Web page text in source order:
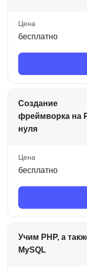
Цена
бесплатно
Создание
фреймворка на
нуля
Цена
бесплатно
Учим PHP, а
MySQL